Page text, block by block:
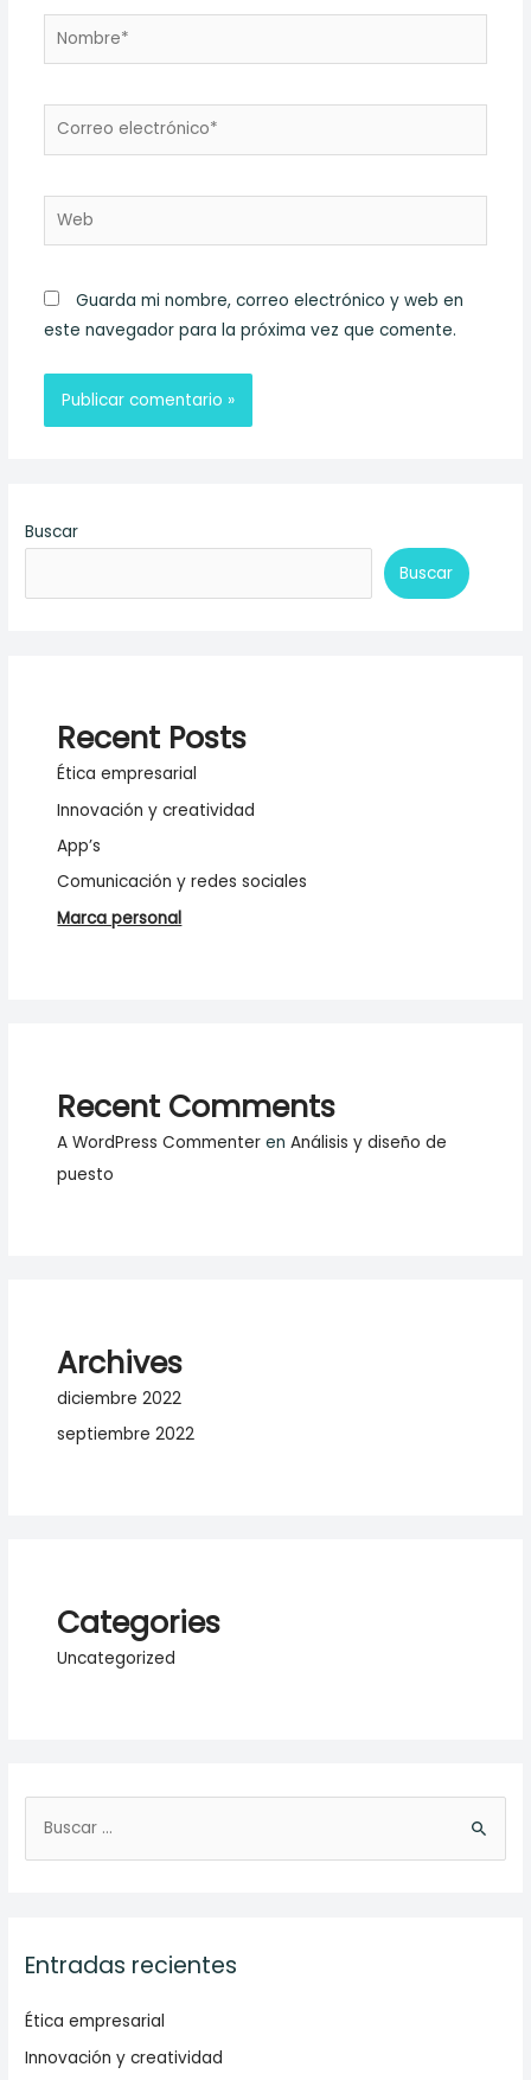
Nombre*
Correo
Web
Guarda mi nombre, correo electrónico y web en
este navegador para la próxima vez que comente.
Buscar
Buscar
Recent Posts
Ética empresarial
Innovación y creatividad
App’s
Comunicación y redes sociales
Marca personal
Recent Comments
A WordPress Commenter enAnálisis y diseño de
puesto
Archives
diciembre 2022
septiembre 2022
Categories
Uncategorized
r
r
Entradas recientes
Ética empresarial
Innovación y creatividad